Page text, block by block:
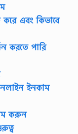
এবং কিভাবে
করতে পারি
ইনকাম
করুন